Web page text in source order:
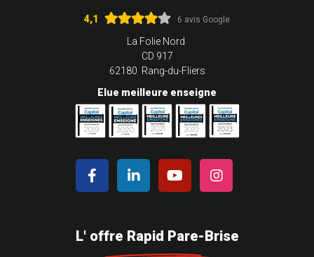
4,1 6 avis Google
La Folie Nord
CD 917
62180 Rang-du-Fliers
Elue meilleure enseigne
L' offre Rapid Pare-Brise